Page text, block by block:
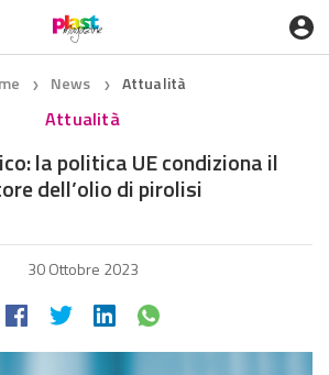
❯ News ❯ Attualità
Attualità
la politica UE condiziona il
dell’olio di pirolisi
30 Ottobre 2023